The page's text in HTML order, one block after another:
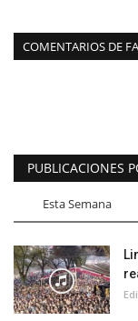
COMENTARIOS DE
PUBLICACIONES
Esta Semana